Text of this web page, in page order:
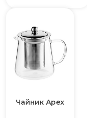
Чайник Apex